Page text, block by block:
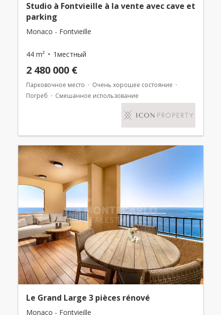
Studio à Fontvieille à la vente avec cave et
parking
Monaco - Fontvieille
44 m² 1местный
2 480 000 €
Парковочное место
Очень хорошее состояние
Погреб
Смешанное использование
Le Grand Large 3 pièces rénové
Monaco - Fontvieille